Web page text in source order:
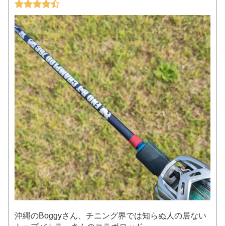
沖縄のBoggyさん、チニング界では知らぬ人の居ない